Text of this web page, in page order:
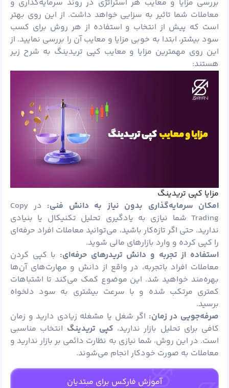
بررسی مزایا و معایب هر استراتژی در روند سرمایه‌گذاری و
معاملات شما تاثیر به سزایی خواهد داشت. از این روی بهتر
است که پیش از انتخاب و استفاده از هر روش برای کسب
سود بیشتر، ابتدا به خوبی مزایا و معایب آن را بررسی نمایید. از
این روی مهمترین مزایا و معایب کپی تریدینگ به شرح زیر
هستند:
مزایا کپی تریدینگ
امکان سرمایه‌گذاری بدون نیاز به دانش فنی:
در Copy
Trading شما نیازی به یادگیری تحلیل تکنیکال یا بنیادی
ندارید. حتی اگر تازه‌کار باشید، می‌توانید معاملات افراد حرفه‌ای
را کپی کرده و وارد بازارهای مالی شوید.
استفاده از تجربه و دانش تریدرهای حرفه‌ای: با کپی کردن
معاملات افراد باتجربه، در واقع از دانش و مهارت‌های آن‌ها
بهره‌مند خواهید شد. این موضوع کمک می‌کند تا اشتباهات
کمتری مرتکب شده و با سرعت بیشتری به سود دلخواه
برسید.
صرفه‌جویی در زمان: اگر شغل یا مشغله زیادی دارید و زمان
کافی برای تحلیل بازار ندارید، کپی تریدینگ انتخاب مناسبی
است. در این روش، شما نیازی به نظارت دائمی بر بازار ندارید و
معاملات به صورت خودکار انجام می‌شوند.
آموزش فارکس برای مبتدیان